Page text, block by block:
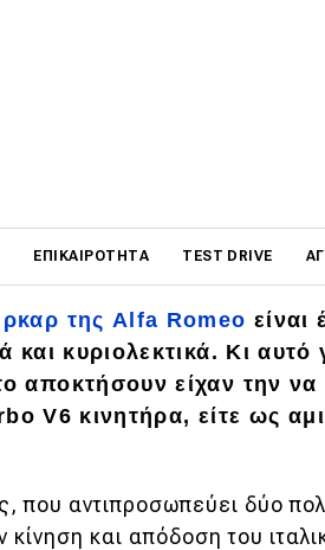
ΕΠΙΚΑΙΡΌΤΗΤΑ TEST DRIVE
της Alfa Romeo είναι
κυριολεκτικά. Κι αυτό
αποκτήσουν είχαν την να
V6 κινητήρα, είτε ως
που αντιπροσωπεύει δύο
και απόδοση του